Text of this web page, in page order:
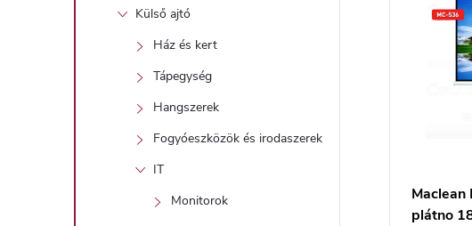
Külső ajtó
Ház és kert
Tápegység
Hangszerek
Fogyóeszközök és irodaszerek
IT
Monitorok
plátno